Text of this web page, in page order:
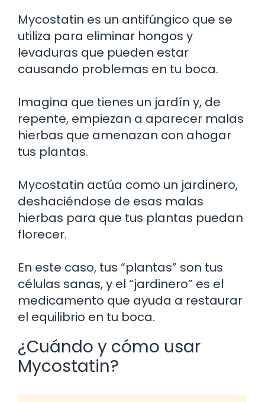
Mycostatin es un antifúngico que se
utiliza para eliminar hongos y
levaduras que pueden estar
causando problemas en tu boca.
Imagina que tienes un jardín y, de
repente, empiezan a aparecer malas
hierbas que amenazan con ahogar
tus plantas.
Mycostatin actúa como un jardinero,
deshaciéndose de esas malas
hierbas para que tus plantas puedan
florecer.
En este caso, tus “plantas” son tus
células sanas, y el “jardinero” es el
medicamento que ayuda a restaurar
el equilibrio en tu boca.
¿Cuándo y cómo usar
Mycostatin?